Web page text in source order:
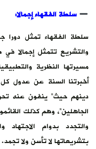
سلطة الفقهاء إجمالا:
سلطة الفقهاء تمثل دورا
والتشريع تتمثل إجمالا
مسيرتها النظرية
أخبرتنا السنة عن عدول
دينهم حيث” ينفون عنه
الجاهلين”، وهم كذلك
والتجدد بدوام الاجتهاد
بتشريعاتها لا تأسن ولا تجمد.